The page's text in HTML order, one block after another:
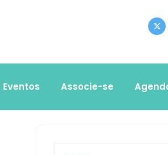
Eventos Associe-se